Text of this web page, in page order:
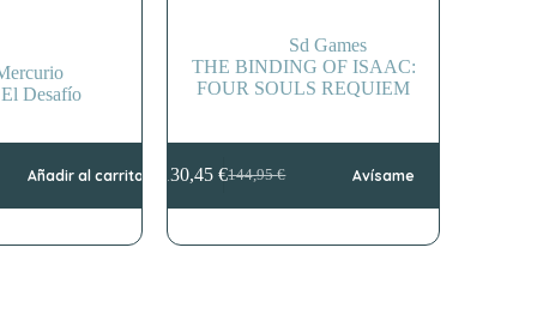
Desafío
Añadir al carrito
Sd Games
THE BINDING OF ISAAC:
FOUR SOULS REQUIEM
144,95€
El
precio
era:
130,45€El
precio
es:
Avísame